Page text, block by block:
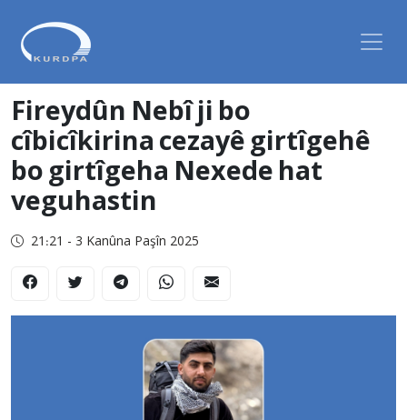
Fireydûn Nebî ji bo
cîbicîkirina cezayê girtîgehê
bo girtîgeha Nexede hat
veguhastin
21:21 - 3 Kanûna Paşîn 2025